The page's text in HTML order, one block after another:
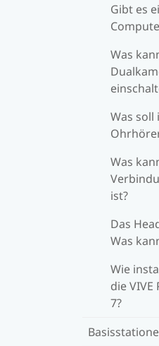
Gibt es
Was
Was soll
Was
ist?
Das
Was
Wie
die
7?